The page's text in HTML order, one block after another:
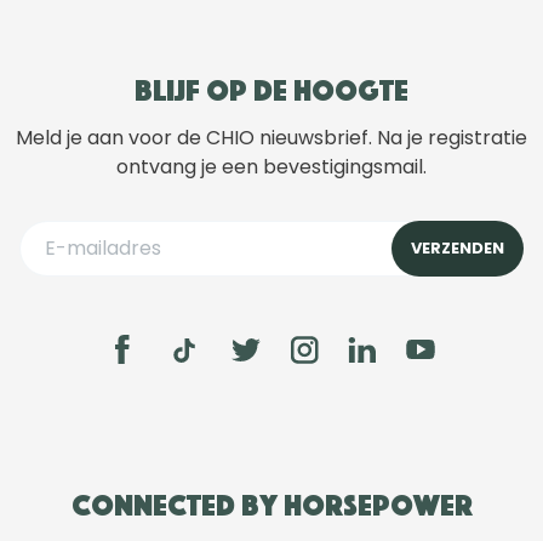
Blijf op de hoogte
Meld je aan voor de CHIO nieuwsbrief. Na je registratie
ontvang je een bevestigingsmail.
Connected by Horsepower